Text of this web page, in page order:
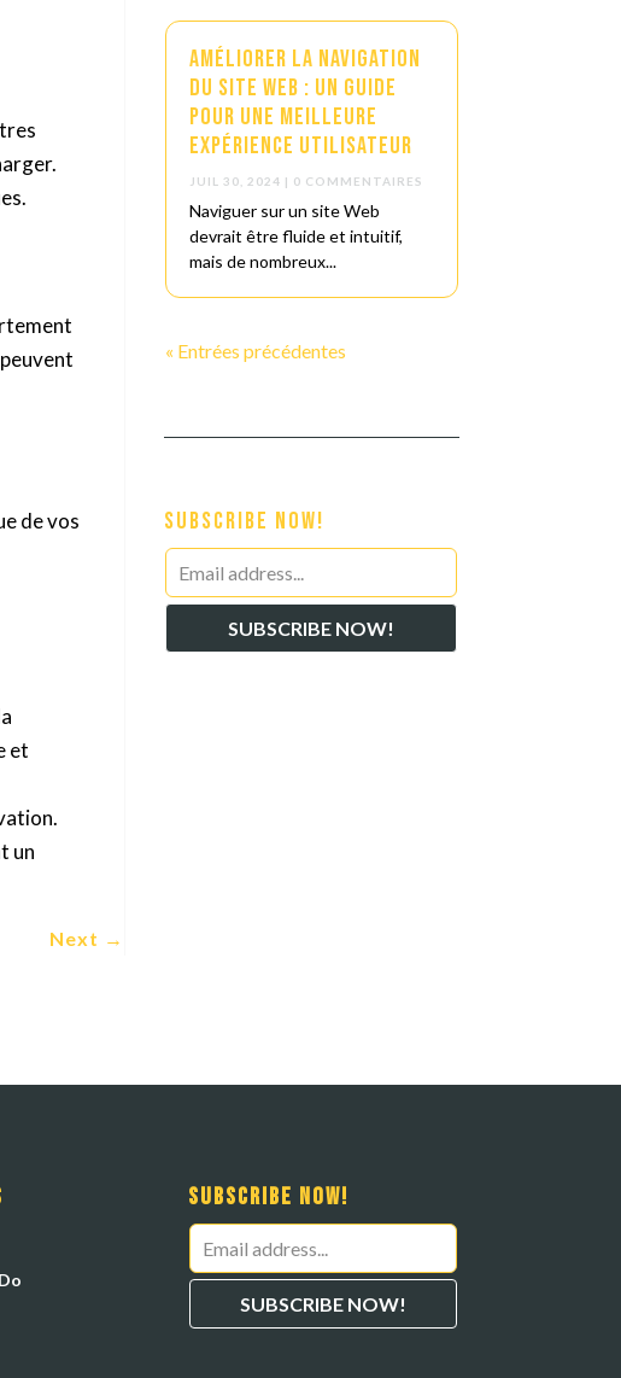
de vos
et
un
Next →
Améliorer la Navigation
du Site Web : Un Guide
pour une Meilleure
Expérience Utilisateur
JUIL 30, 2024 | 0 COMMENTAIRES
Naviguer sur un site Web
devrait être fluide et intuitif,
mais de nombreux...
« Entrées précédentes
Subscribe Now!
Leave
this
SUBSCRIBE NOW!
Subscribe Now!
Leave
this
SUBSCRIBE NOW!